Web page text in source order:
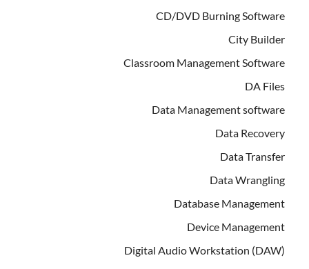
CD/DVD Burning Software
City Builder
Classroom Management Software
DA Files
Data Management software
Data Recovery
Data Transfer
Data Wrangling
Database Management
Device Management
Digital Audio Workstation (DAW)